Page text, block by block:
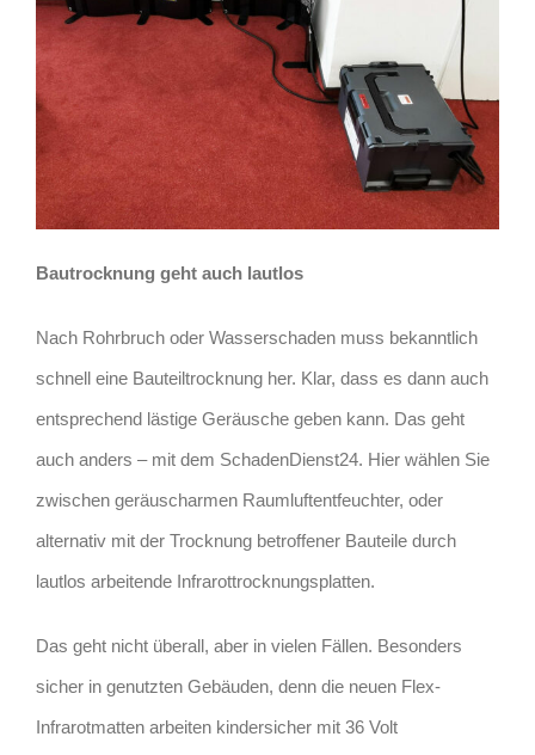
Bautrocknung geht auch lautlos
Nach Rohrbruch oder Wasserschaden muss bekanntlich
schnell eine Bauteiltrocknung her. Klar, dass es dann auch
entsprechend lästige Geräusche geben kann. Das geht
auch anders – mit dem SchadenDienst24. Hier wählen Sie
zwischen geräuscharmen Raumluftentfeuchter, oder
alternativ mit der Trocknung betroffener Bauteile durch
lautlos arbeitende Infrarottrocknungsplatten.
Das geht nicht überall, aber in vielen Fällen. Besonders
sicher in genutzten Gebäuden, denn die neuen Flex-
Infrarotmatten arbeiten kindersicher mit 36 Volt